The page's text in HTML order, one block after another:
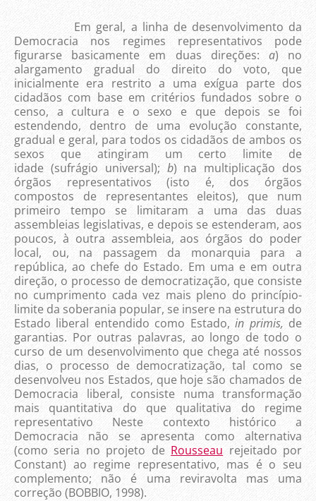
Em geral, a linha de desenvolvimento da
Democracia nos regimes representativos pode
figurarse basicamente em duas direções: a) no
alargamento gradual do direito do voto, que
inicialmente era restrito a uma exígua parte dos
cidadãos com base em critérios fundados sobre o
censo, a cultura e o sexo e que depois se foi
estendendo, dentro de uma evolução constante,
gradual e geral, para todos os cidadãos de ambos os
sexos que atingiram um certo limite de
idade (sufrágio universal); b) na multiplicação dos
órgãos representativos (isto é, dos órgãos
compostos de representantes eleitos), que num
primeiro tempo se limitaram a uma das duas
assembleias legislativas, e depois se estenderam, aos
poucos, à outra assembleia, aos órgãos do poder
local, ou, na passagem da monarquia para a
república, ao chefe do Estado. Em uma e em outra
direção, o processo de democratização, que consiste
no cumprimento cada vez mais pleno do princípio-
limiteda soberania popular, se insere na estrutura do
Estado liberal entendido como Estado,in primis, de
garantias. Por outras palavras, ao longo de todo o
curso de um desenvolvimento que chega até nossos
dias, o processo de democratização, tal como se
desenvolveu nos Estados, que hoje são chamados de
Democracia liberal, consiste numa transformação
mais quantitativa do que qualitativa do regime
representativo Neste contexto histórico a
Democracia não se apresenta como alternativa
(como seria no projeto de Rousseau rejeitado por
Constant) ao regime representativo, mas é o seu
complemento; não é uma reviravolta mas uma
correção (BOBBIO, 1998).